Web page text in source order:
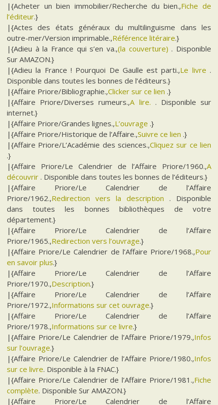
|{Acheter un bien immobilier/Recherche du bien.,Fiche de
l’éditeur.}
|{Actes des états généraux du multilinguisme dans les
outre-mer/Version imprimable.,Référence litéraire.}
|{Adieu à la France qui s’en va.,(la couverture) . Disponible
Sur AMAZON.}
|{Adieu la France ! Pourquoi De Gaulle est parti.,Le livre .
Disponible dans toutes les bonnes de l’éditeurs.}
|{Affaire Priore/Bibliographie.,Clicker sur ce lien .}
|{Affaire Priore/Diverses rumeurs.,A lire. . Disponible sur
internet.}
|{Affaire Priore/Grandes lignes.,L’ouvrage .}
|{Affaire Priore/Historique de l’Affaire.,Suivre ce lien .}
|{Affaire Priore/L’Académie des sciences.,Cliquez sur ce lien
.}
|{Affaire Priore/Le Calendrier de l’Affaire Priore/1960.,A
découvrir . Disponible dans toutes les bonnes de l’éditeurs.}
|{Affaire Priore/Le Calendrier de l’Affaire
Priore/1962.,Redirection vers la description . Disponible
dans toutes les bonnes bibliothèques de votre
département.}
|{Affaire Priore/Le Calendrier de l’Affaire
Priore/1965.,Redirection vers l’ouvrage.}
|{Affaire Priore/Le Calendrier de l’Affaire Priore/1968.,Pour
en savoir plus.}
|{Affaire Priore/Le Calendrier de l’Affaire
Priore/1970.,Description.}
|{Affaire Priore/Le Calendrier de l’Affaire
Priore/1972.,Informations sur cet ouvrage.}
|{Affaire Priore/Le Calendrier de l’Affaire
Priore/1978.,Informations sur ce livre.}
|{Affaire Priore/Le Calendrier de l’Affaire Priore/1979.,Infos
sur l’ouvrage.}
|{Affaire Priore/Le Calendrier de l’Affaire Priore/1980.,Infos
sur ce livre. Disponible à la FNAC.}
|{Affaire Priore/Le Calendrier de l’Affaire Priore/1981.,Fiche
complète. Disponible Sur AMAZON.}
|{Affaire Priore/Le Calendrier de l’Affaire